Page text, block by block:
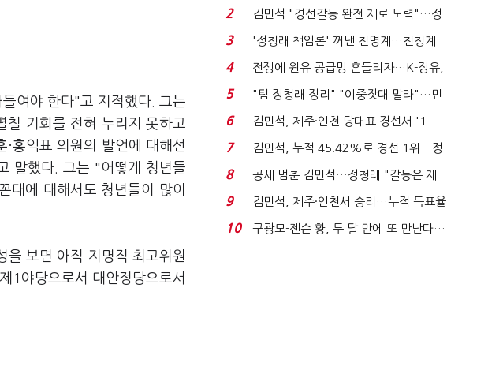
여야 한다"고 지적했다. 그는
기회를 전혀 누리지 못하고
홍익표 의원의 발언에 대해선
말했다. 그는 "어떻게 청년들
대에 대해서도 청년들이 많이
을 보면 아직 지명직 최고위원
1야당으로서 대안정당으로서
발윳값 1909원...
2
김민석 "경선갈등 완전 제로 노력"…정
청래 "반명 공세 사...
3
'정청래 책임론' 꺼낸 친명계…친청계
는 추가투표 때리기...
4
전쟁에 원유 공급망 흔들리자…K-정유,
에너지안보 핵심...
5
"팀 정청래 정리" "이중잣대 말라"…민
주 최고위원 계파 다...
6
김민석, 제주·인천 당대표 경선서 '1
위'(1보)...
7
김민석, 누적 45.42%로 경선 1위…정
청래와 격차 0.86%p(...
8
공세 멈춘 김민석…정청래 "갈등은 제
가 수습"
9
김민석, 제주·인천서 승리…누적 득표율
'1위 탈환'(종합)...
10
구광모-젠슨 황, 두 달 만에 또 만난다…